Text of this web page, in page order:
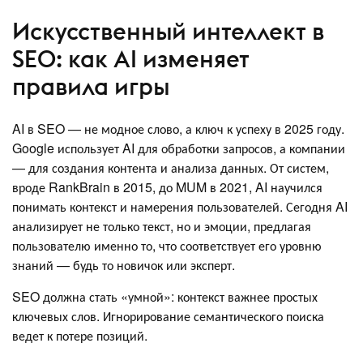
Искусственный интеллект в
SEO: как AI изменяет
правила игры
AI в SEO — не модное слово, а ключ к успеху в 2025 году.
Google использует AI для обработки запросов, а компании
— для создания контента и анализа данных. От систем,
вроде RankBrain в 2015, до MUM в 2021, AI научился
понимать контекст и намерения пользователей. Сегодня AI
анализирует не только текст, но и эмоции, предлагая
пользователю именно то, что соответствует его уровню
знаний — будь то новичок или эксперт.
SEO должна стать «умной»: контекст важнее простых
ключевых слов. Игнорирование семантического поиска
ведет к потере позиций.